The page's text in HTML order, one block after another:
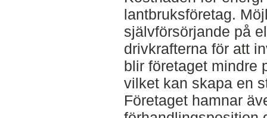
lantbruksföretag.
självförsörjande på
drivkrafterna för att
blir företaget mindre
vilket kan skapa en
Företaget hamnar